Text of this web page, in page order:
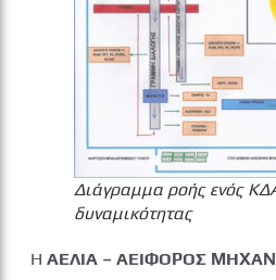
Διάγραμμα ροής ενός
δυναμικότητας
Η ΑΕΛΙΑ – ΑΕΙΦΟΡΟΣ